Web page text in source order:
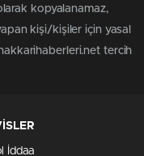
kopyalanamaz,
kişi/kişiler için yasal
tercih
İddaa